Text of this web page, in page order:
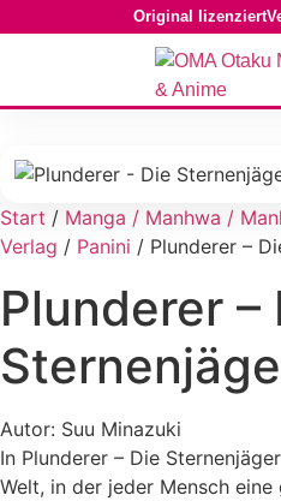
Original lizenziert
Start / Manga / Manhwa /
Verlag / Panini / Plunderer –
Plunderer –
Autor: Suu Minazuki
In Plunderer – Die
Welt, in der jeder Mensch